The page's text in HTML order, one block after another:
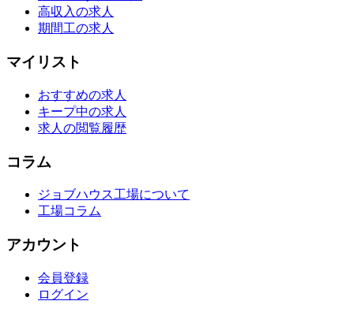
高収入の求人
期間工の求人
マイリスト
おすすめの求人
キープ中の求人
求人の閲覧履歴
コラム
ジョブハウス工場について
工場コラム
アカウント
会員登録
ログイン